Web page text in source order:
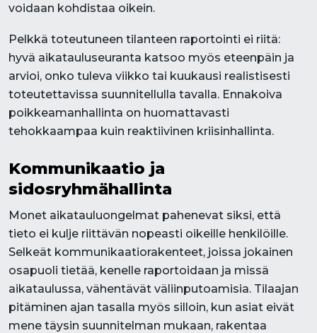
voidaan kohdistaa oikein.
Pelkkä toteutuneen tilanteen raportointi ei riitä:
hyvä aikatauluseuranta katsoo myös eteenpäin ja
arvioi, onko tuleva viikko tai kuukausi realistisesti
toteutettavissa suunnitellulla tavalla. Ennakoiva
poikkeamanhallinta on huomattavasti
tehokkaampaa kuin reaktiivinen kriisinhallinta.
Kommunikaatio ja
sidosryhmähallinta
Monet aikatauluongelmat pahenevat siksi, että
tieto ei kulje riittävän nopeasti oikeille henkilöille.
Selkeät kommunikaatiorakenteet, joissa jokainen
osapuoli tietää, kenelle raportoidaan ja missä
aikataulussa, vähentävät väliinputoamisia. Tilaajan
pitäminen ajan tasalla myös silloin, kun asiat eivät
mene täysin suunnitelman mukaan, rakentaa